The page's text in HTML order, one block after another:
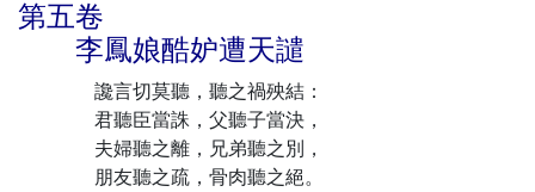
第五卷
李鳳娘酷妒遭天譴
讒言切莫聽，聽之禍殃結：
君聽臣當誅，父聽子當決，
夫婦聽之離，兄弟聽之別，
朋友聽之疏，骨肉聽之絕。